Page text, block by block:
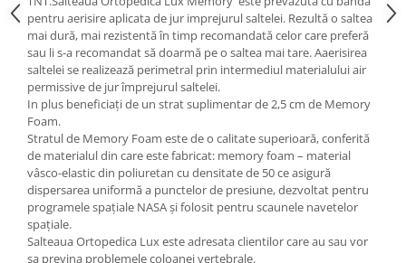
Masa si scaune gradinita
Seturi comode living si dormitor
pentru aerisire aplicata de jur imprejurul saltelei. Rezultă o saltea
mai dură, mai rezistentă în timp recomandată celor care preferă
sau li s-a recomandat să doarmă pe o saltea mai tare. Aaerisirea
saltelei se realizează perimetral prin intermediul materialului air
permissive de jur împrejurul saltelei.
In plus beneficiați de un strat suplimentar de 2,5 cm de Memory
Foam.
Stratul de Memory Foam este de o calitate superioară, conferită
de materialul din care este fabricat: memory foam – material
vâsco-elastic din poliuretan cu densitate de 50 ce asigură
dispersarea uniformă a punctelor de presiune, dezvoltat pentru
programele spațiale NASA și folosit pentru scaunele navetelor
spațiale.
Salteaua Ortopedica Lux este adresata clientilor care au sau vor
sa previna problemele coloanei vertebrale.